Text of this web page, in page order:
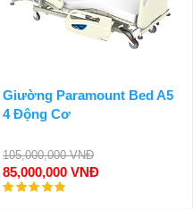
Giường Paramount Bed A5
4 Động Cơ
105,000,000 VNĐ
85,000,000 VNĐ